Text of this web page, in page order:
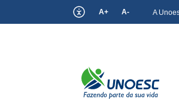
A+ A- A